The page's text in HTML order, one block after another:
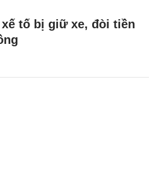
xế tố bị giữ xe, đòi tiền